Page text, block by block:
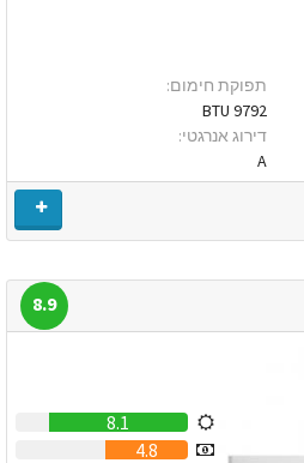
תפוקת חימום:
9792 BTU
דירוג אנרגטי:
A
8.9
8.1
4.8